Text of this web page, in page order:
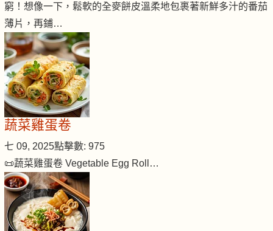
窮！想像一下，鬆軟的全麥餅皮溫柔地包裹著新鮮多汁的番茄
薄片，再鋪…
蔬菜雞蛋卷
七 09, 2025點擊數: 975
📜蔬菜雞蛋卷 Vegetable Egg Roll…